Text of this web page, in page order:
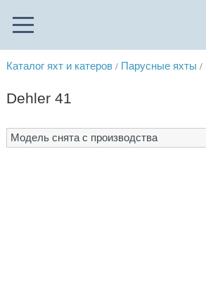
Каталог яхт и катеров / Парусные яхты /
Dehler 41
Модель снята с производства